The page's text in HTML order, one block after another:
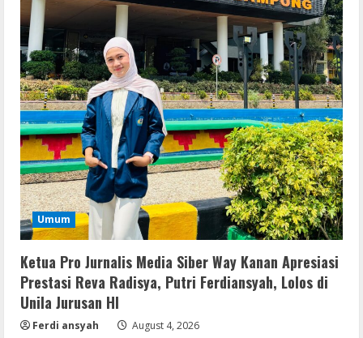
Umum
Ketua Pro Jurnalis Media Siber Way Kanan Apresiasi
Prestasi Reva Radisya, Putri Ferdiansyah, Lolos di
Unila Jurusan HI
Ferdi ansyah August 4, 2026